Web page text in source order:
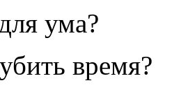
ума?
время?